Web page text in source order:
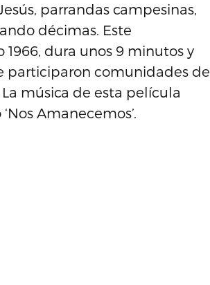
parrandas campesinas,
décimas. Este
dura unos 9 minutos y
participaron comunidades de
música de esta película
Amanecemos’.